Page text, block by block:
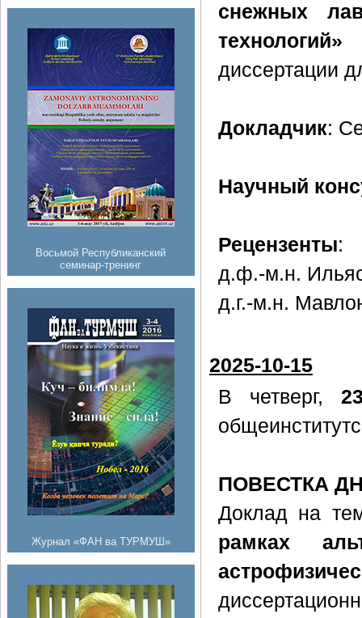
Восьмой Республиканский
семинар-тренинг
Журнал «ФАН ва ТУРМУШ»
снежных
технологий»
диссертации
Докладчик:
Научный
Рецензенты:
д.ф.-м.н.
д.г.-м.н.
2025-10-15
В четверг,
ПОВЕСТКА
Доклад на
рамках